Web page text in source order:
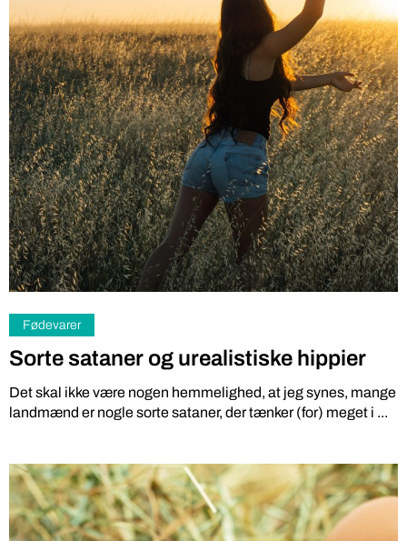
Fødevarer
Sorte sataner og urealistiske hippier
Det skal ikke være nogen hemmelighed, at jeg synes, mange
landmænd er nogle sorte sataner, der tænker (for) meget i ...